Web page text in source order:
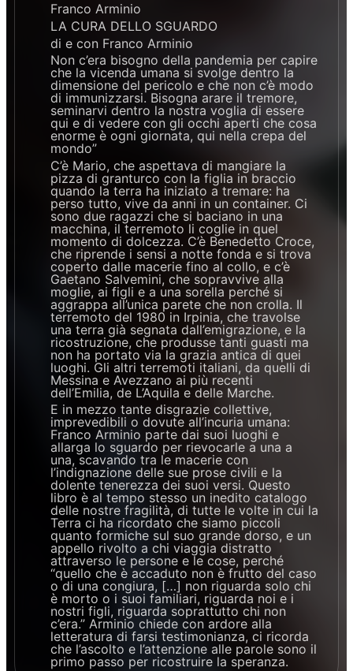
Franco Arminio
LA CURA DELLO SGUARDO
di e con Franco Arminio
Non c’era bisogno della pandemia per capire
che la vicenda umana si svolge dentro la
dimensione del pericolo e che non c’è modo
di immunizzarsi. Bisogna arare il tremore,
seminarvi dentro la nostra voglia di essere
qui e di vedere con gli occhi aperti che cosa
enorme è ogni giornata, qui nella crepa del
mondo”
C’è Mario, che aspettava di mangiare la
pizza di granturco con la figlia in braccio
quando la terra ha iniziato a tremare: ha
perso tutto, vive da anni in un container. Ci
sono due ragazzi che si baciano in una
macchina, il terremoto li coglie in quel
momento di dolcezza. C’è Benedetto Croce,
che riprende i sensi a notte fonda e si trova
coperto dalle macerie fino al collo, e c’è
Gaetano Salvemini, che sopravvive alla
moglie, ai figli e a una sorella perché si
aggrappa all’unica parete che non crolla. Il
terremoto del 1980 in Irpinia, che travolse
una terra già segnata dall’emigrazione, e la
ricostruzione, che produsse tanti guasti ma
non ha portato via la grazia antica di quei
luoghi. Gli altri terremoti italiani, da quelli di
Messina e Avezzano ai più recenti
dell’Emilia, de L’Aquila e delle Marche.
E in mezzo tante disgrazie collettive,
imprevedibili o dovute all’incuria umana:
Franco Arminio parte dai suoi luoghi e
allarga lo sguardo per rievocarle a una a
una, scavando tra le macerie con
l’indignazione delle sue prose civili e la
dolente tenerezza dei suoi versi. Questo
libro è al tempo stesso un inedito catalogo
delle nostre fragilità, di tutte le volte in cui la
Terra ci ha ricordato che siamo piccoli
quanto formiche sul suo grande dorso, e un
appello rivolto a chi viaggia distratto
attraverso le persone e le cose, perché
“quello che è accaduto non è frutto del caso
o di una congiura, […] non riguarda solo chi
è morto o i suoi familiari, riguarda noi e i
nostri figli, riguarda soprattutto chi non
c’era.” Arminio chiede con ardore alla
letteratura di farsi testimonianza, ci ricorda
che l’ascolto e l’attenzione alle parole sono il
primo passo per ricostruire la speranza.